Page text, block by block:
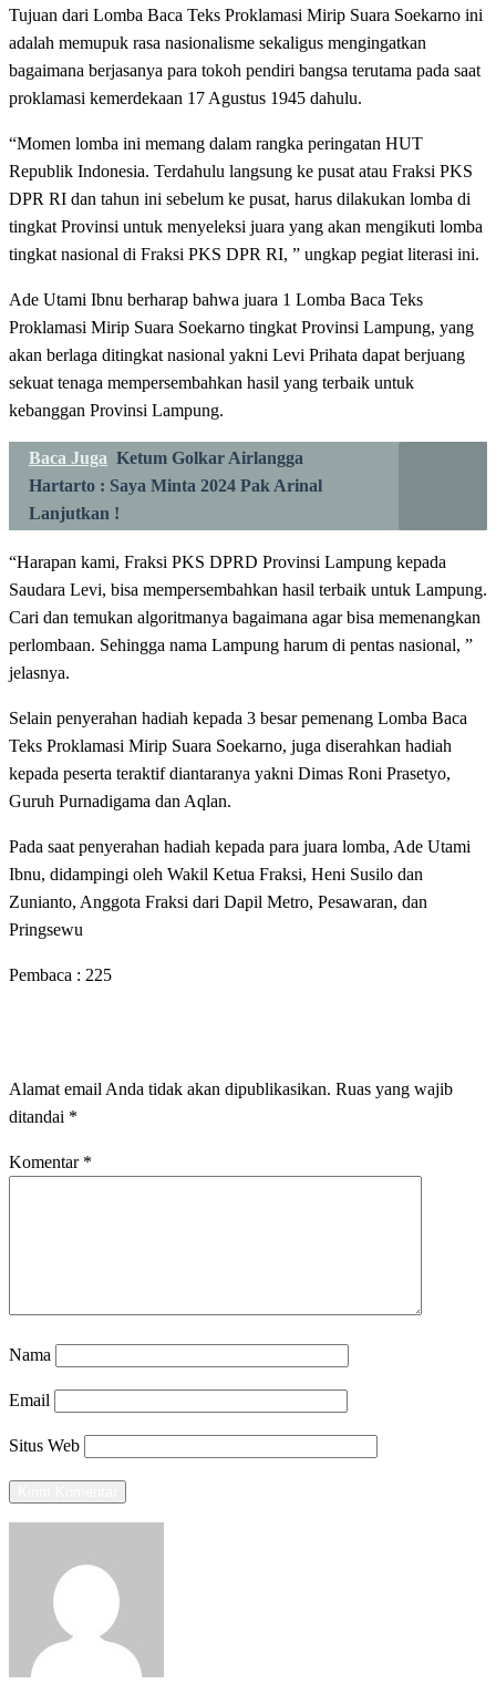
Tujuan dari Lomba Baca Teks Proklamasi Mirip Suara Soekarno ini
adalah memupuk rasa nasionalisme sekaligus mengingatkan
bagaimana berjasanya para tokoh pendiri bangsa terutama pada saat
proklamasi kemerdekaan 17 Agustus 1945 dahulu.
“Momen lomba ini memang dalam rangka peringatan HUT
Republik Indonesia. Terdahulu langsung ke pusat atau Fraksi PKS
DPR RI dan tahun ini sebelum ke pusat, harus dilakukan lomba di
tingkat Provinsi untuk menyeleksi juara yang akan mengikuti lomba
tingkat nasional di Fraksi PKS DPR RI, ” ungkap pegiat literasi ini.
Ade Utami Ibnu berharap bahwa juara 1 Lomba Baca Teks
Proklamasi Mirip Suara Soekarno tingkat Provinsi Lampung, yang
akan berlaga ditingkat nasional yakni Levi Prihata dapat berjuang
sekuat tenaga mempersembahkan hasil yang terbaik untuk
kebanggan Provinsi Lampung.
Baca Juga Ketum Golkar Airlangga
Hartarto : Saya Minta 2024 Pak Arinal
Lanjutkan !
“Harapan kami, Fraksi PKS DPRD Provinsi Lampung kepada
Saudara Levi, bisa mempersembahkan hasil terbaik untuk Lampung.
Cari dan temukan algoritmanya bagaimana agar bisa memenangkan
perlombaan. Sehingga nama Lampung harum di pentas nasional, ”
jelasnya.
Selain penyerahan hadiah kepada 3 besar pemenang Lomba Baca
Teks Proklamasi Mirip Suara Soekarno, juga diserahkan hadiah
kepada peserta teraktif diantaranya yakni Dimas Roni Prasetyo,
Guruh Purnadigama dan Aqlan.
Pada saat penyerahan hadiah kepada para juara lomba, Ade Utami
Ibnu, didampingi oleh Wakil Ketua Fraksi, Heni Susilo dan
Zunianto, Anggota Fraksi dari Dapil Metro, Pesawaran, dan
Pringsewu
Pembaca : 225
Alamat email Anda tidak akan dipublikasikan. Ruas yang wajib
ditandai *
Komentar *
Nama
Email
Situs Web